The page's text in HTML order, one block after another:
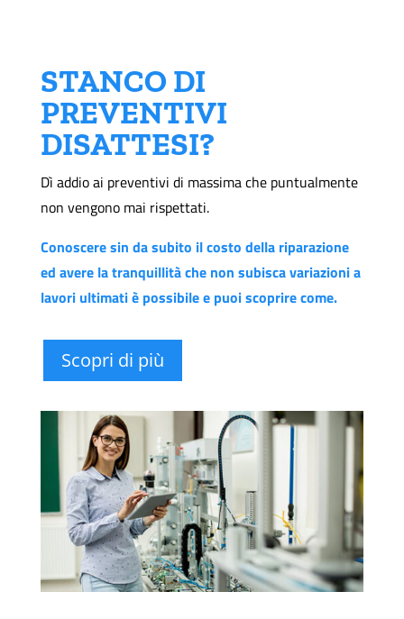
STANCO DI
PREVENTIVI
DISATTESI?
Dì addio ai preventivi di massima che puntualmente
non vengono mai rispettati.
Conoscere sin da subito il costo della riparazione
ed avere la tranquillità che non subisca variazioni a
lavori ultimati è possibile e puoi scoprire come.
Scopri di più